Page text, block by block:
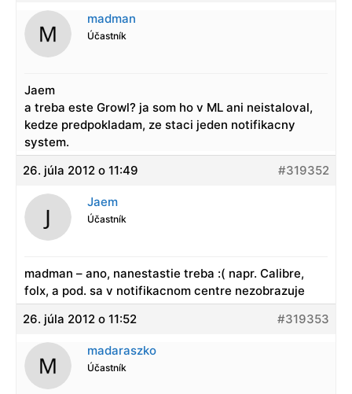
madman
Účastník
Jaem
a treba este Growl? ja som ho v ML ani neistaloval,
kedze predpokladam, ze staci jeden notifikacny
system.
26. júla 2012 o 11:49
#319352
Jaem
Účastník
madman – ano, nanestastie treba :( napr. Calibre,
folx, a pod. sa v notifikacnom centre nezobrazuje
26. júla 2012 o 11:52
#319353
madaraszko
Účastník